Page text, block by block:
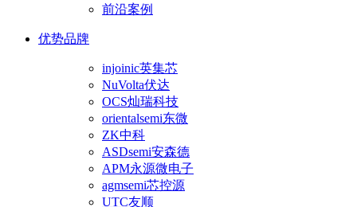
前沿案例
优势品牌
injoinic英集芯
NuVolta伏达
OCS灿瑞科技
orientalsemi东微
ZK中科
ASDsemi安森德
APM永源微电子
agmsemi芯控源
UTC友顺